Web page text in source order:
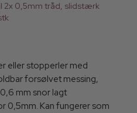
2x 0,5mm tråd, slidstærk
eller stopperler med
forsølvet messing,
mm snor lagt
0,5mm. Kan fungerer som